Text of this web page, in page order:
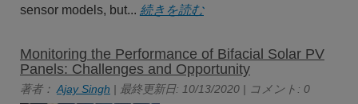
sensor models, but... 続きを読む
Monitoring the Performance of Bifacial Solar PV
Panels: Challenges and Opportunity
著者： Ajay Singh | 最終更新日: 10/13/2020 | コメント: 0